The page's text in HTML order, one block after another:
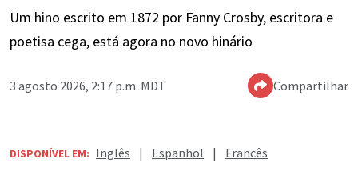
Um hino escrito em 1872 por Fanny Crosby, escritora e
poetisa cega, está agora no novo hinário
3 agosto 2026, 2:17 p.m. MDT Compartilhar
DISPONÍVEL EM: Inglês | Espanhol | Francês